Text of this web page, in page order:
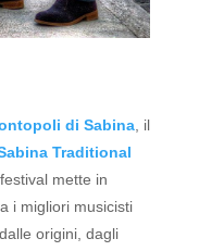
di Sabina, il
Traditional
mette in
i migliori musicisti
origini, dagli